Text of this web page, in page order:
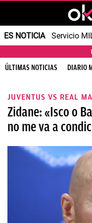
ES NOTICIA Servicio
ÚLTIMAS NOTICIAS DIARIO
JUVENTUS VS REAL
Zidane: «Isco o
no me va a